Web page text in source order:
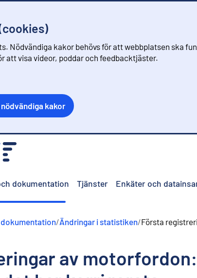
Nödvändiga kakor behövs för att webbplatsen ska
att visa videor, poddar och feedbacktjäster.
nödvändiga kakor
dokumentation Tjänster Enkäter och
/Ändringar i statistiken/Första
av motorfordon: